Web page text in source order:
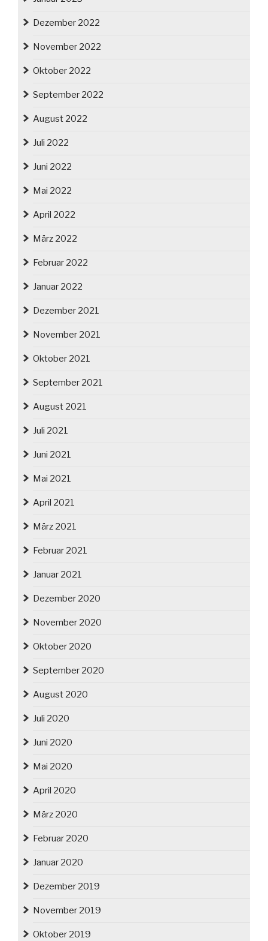
Dezember 2022
November 2022
Oktober 2022
September 2022
August 2022
Juli 2022
Juni 2022
Mai 2022
April 2022
März 2022
Februar 2022
Januar 2022
Dezember 2021
November 2021
Oktober 2021
September 2021
August 2021
Juli 2021
Juni 2021
Mai 2021
April 2021
März 2021
Februar 2021
Januar 2021
Dezember 2020
November 2020
Oktober 2020
September 2020
August 2020
Juli 2020
Juni 2020
Mai 2020
April 2020
März 2020
Februar 2020
Januar 2020
Dezember 2019
November 2019
Oktober 2019